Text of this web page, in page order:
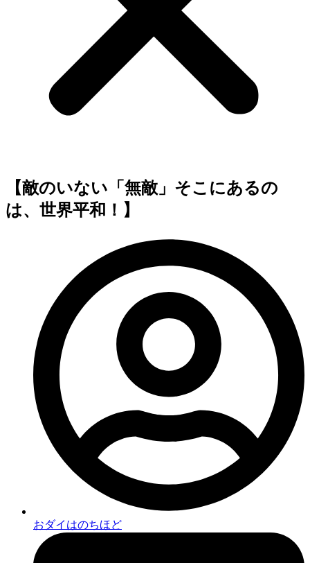
【敵のいない「無敵」そこにあるの
は、世界平和！】
おダイはのちほど